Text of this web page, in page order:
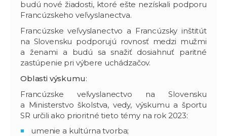
budú nové žiadosti, ktoré ešte nezískali podporu
Francúzskeho veľvyslanectva.
Francúzske veľvyslanectvo a Francúzsky inštitút
na Slovensku podporujú rovnosť medzi mužmi
a ženami a budú sa snažiť dosiahnuť paritné
zastúpenie pri výbere uchádzačov.
Oblasti výskumu:
Francúzske veľvyslanectvo na Slovensku
a Ministerstvo školstva, vedy, výskumu a športu
SR určili ako prioritné tieto témy na rok 2023:
umenie a kultúrna tvorba;